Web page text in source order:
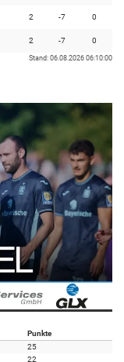
2 -7 0
2 -7 0
Stand: 06.08.2026 06:10:00
Punkte
25
22